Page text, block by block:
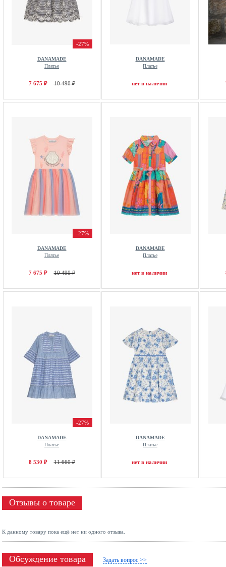
-27%
DANAMADE
Платье
7 675 ₽ 10 490 ₽
DANAMADE
Платье
нет в наличии
-27%
DANAMADE
Платье
7 675 ₽ 10 490 ₽
DANAMADE
Платье
нет в наличии
-27%
DANAMADE
Платье
8 530 ₽ 11 660 ₽
DANAMADE
Платье
нет в наличии
Отзывы о товаре
К данному товару пока ещё нет ни одного отзыва.
Обсуждение товара Задать вопрос >>